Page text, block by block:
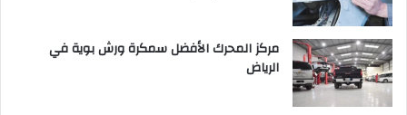
مركز المحرك الأفضل سمكرة ورش بوية في
الرياض